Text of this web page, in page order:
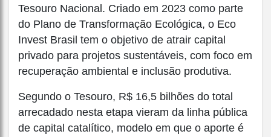
Tesouro Nacional. Criado em 2023 como parte
do Plano de Transformação Ecológica, o Eco
Invest Brasil tem o objetivo de atrair capital
privado para projetos sustentáveis, com foco em
recuperação ambiental e inclusão produtiva.
Segundo o Tesouro, R$ 16,5 bilhões do total
arrecadado nesta etapa vieram da linha pública
de capital catalítico, modelo em que o aporte é